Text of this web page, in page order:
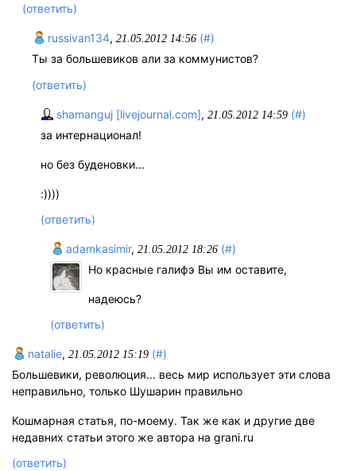
(ответить)
russivan134, 21.05.2012 14:56 (#)
Ты за большевиков али за коммунистов?
(ответить)
shamanguj [livejournal.com],21.05.2012 14:59 (#)
за интернационал!
но без буденовки...
:))))
(ответить)
adamkasimir, 21.05.2012 18:26 (#)
Но красные галифэ Вы им оставите,
надеюсь?
(ответить)
natalie, 21.05.2012 15:19 (#)
Большевики, революция... весь мир использует эти слова
неправильно, только Шушарин правильно
Кошмарная статья, по-моему. Так же как и другие две
недавних статьи этого же автора на grani.ru
(ответить)